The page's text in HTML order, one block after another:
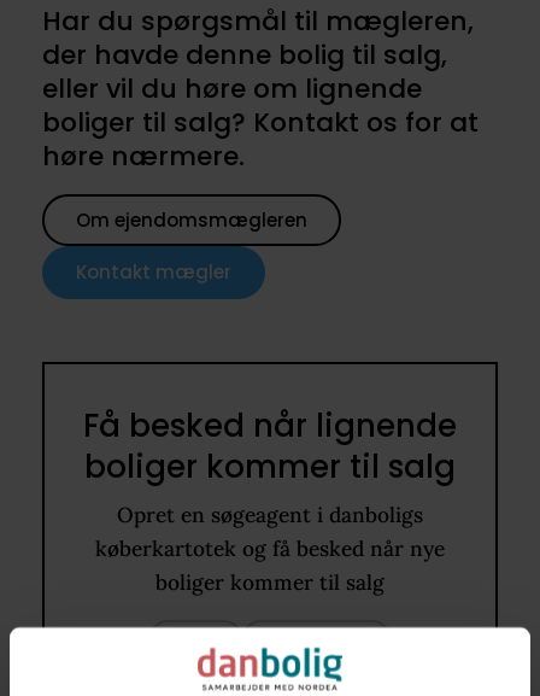
Har du spørgsmål til mægleren,
der havde denne bolig til salg,
eller vil du høre om lignende
boliger til salg? Kontakt os for at
høre nærmere.
Om ejendomsmægleren
Kontakt mægler
Få besked når lignende
boliger kommer til salg
Opret en søgeagent i danboligs
køberkartotek og få besked når nye
boliger kommer til salg
Fritidsbolig